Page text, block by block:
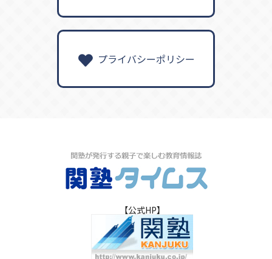
プライバシーポリシー
【公式HP】